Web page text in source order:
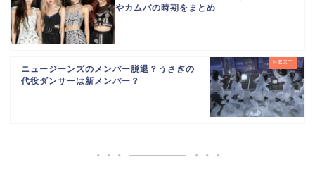
やカムバの時期をまとめ
ニュージーンズのメンバー脱退？うさぎの
代役ダンサーは新メンバー？